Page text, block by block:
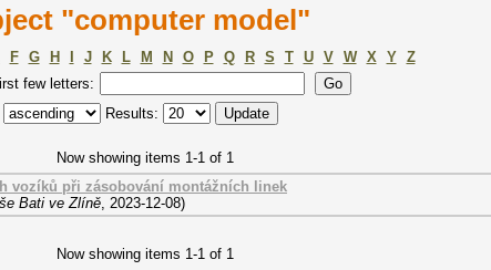
"computer model"
F G H J K L M N O P Q R S T U V W X Y
Z
few letters:
Results:
Now showing items 1-1 of 1
vozíků při zásobování montážních linek
Bati ve Zlíně, 2023-12-08)
Now showing items 1-1 of 1